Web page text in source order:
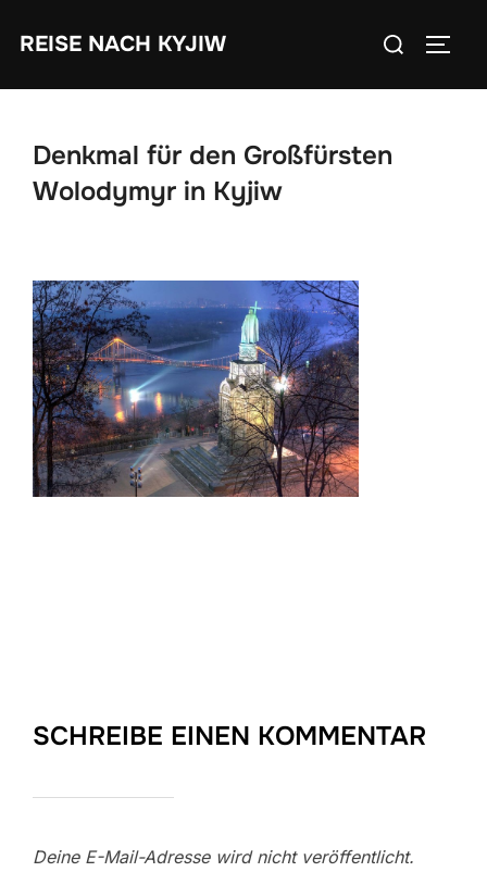
InhaltREISE NACH KYJIW
Suchen
Denkmal für den Großfürsten
Wolodymyr in Kyjiw
SCHREIBE EINEN KOMMENTAR
Deine E-Mail-Adresse wird nicht veröffentlicht.